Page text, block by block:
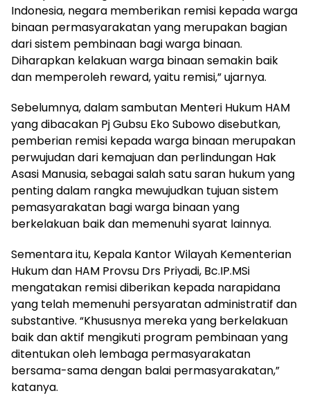
Indonesia, negara memberikan remisi kepada warga
binaan permasyarakatan yang merupakan bagian
dari sistem pembinaan bagi warga binaan.
Diharapkan kelakuan warga binaan semakin baik
dan memperoleh reward, yaitu remisi,” ujarnya.
Sebelumnya, dalam sambutan Menteri Hukum HAM
yang dibacakan Pj Gubsu Eko Subowo disebutkan,
pemberian remisi kepada warga binaan merupakan
perwujudan dari kemajuan dan perlindungan Hak
Asasi Manusia, sebagai salah satu saran hukum yang
penting dalam rangka mewujudkan tujuan sistem
pemasyarakatan bagi warga binaan yang
berkelakuan baik dan memenuhi syarat lainnya.
Sementara itu, Kepala Kantor Wilayah Kementerian
Hukum dan HAM Provsu Drs Priyadi, Bc.IP.MSi
mengatakan remisi diberikan kepada narapidana
yang telah memenuhi persyaratan administratif dan
substantive. “Khususnya mereka yang berkelakuan
baik dan aktif mengikuti program pembinaan yang
ditentukan oleh lembaga permasyarakatan
bersama-sama dengan balai permasyarakatan,”
katanya.